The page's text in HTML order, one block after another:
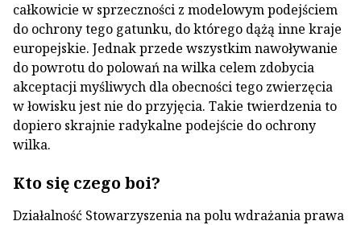
całkowicie w sprzeczności z modelowym podejściem
do ochrony tego gatunku, do którego dążą inne kraje
europejskie. Jednak przede wszystkim nawoływanie
do powrotu do polowań na wilka celem zdobycia
akceptacji myśliwych dla obecności tego zwierzęcia
w łowisku jest nie do przyjęcia. Takie twierdzenia to
dopiero skrajnie radykalne podejście do ochrony
wilka.
Kto się czego boi?
Działalność Stowarzyszenia na polu wdrażania prawa